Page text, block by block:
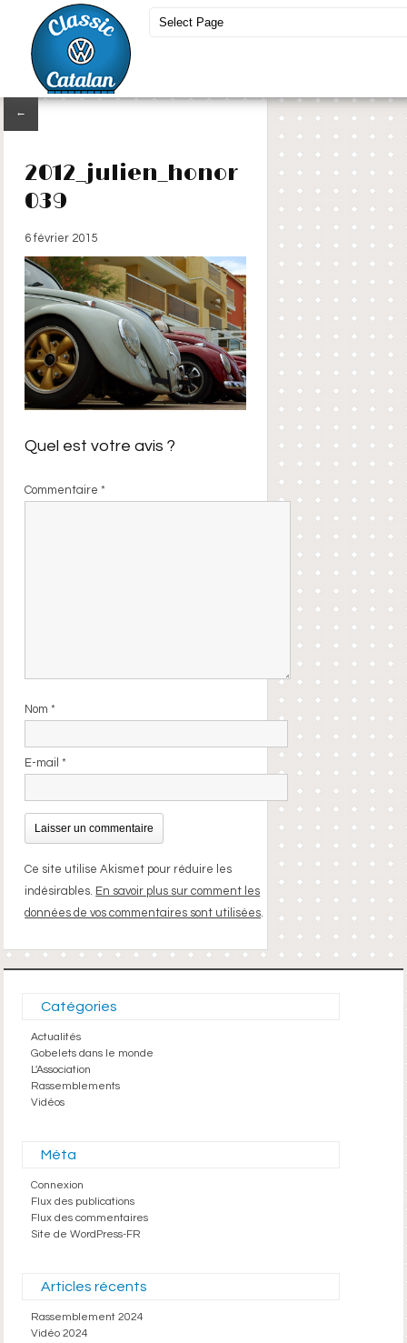
←
2012_julien_honor
039
6 février 2015
Quel est votre avis ?
Commentaire*
Nom*
E-mail*
Ce site utilise Akismet pour réduire les
indésirables. En savoir plus sur comment les
données de vos commentaires sont utilisées.
Catégories
Actualités
Gobelets dans le monde
L'Association
Rassemblements
Vidéos
Méta
Connexion
Flux des publications
Flux des commentaires
Site de WordPress-FR
Articles récents
Rassemblement 2024
Vidéo 2024